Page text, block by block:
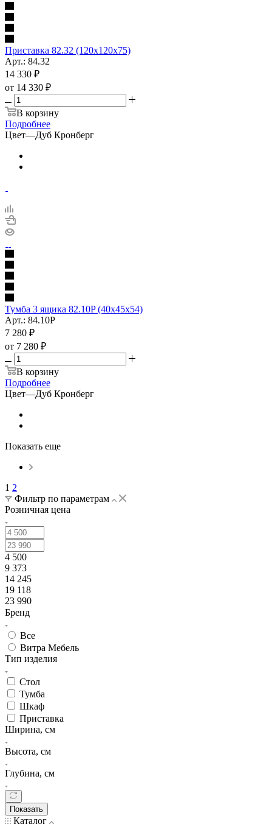
Приставка 82.32 (120х120х75)
Арт.: 84.32
14 330 ₽
от 14 330 ₽
В корзину
Подробнее
Цвет—Дуб Кронберг
Тумба 3 ящика 82.10P (40х45х54)
Арт.: 84.10P
7 280 ₽
от 7 280 ₽
В корзину
Подробнее
Цвет—Дуб Кронберг
Показать еще
1 2
Фильтр по параметрам
Розничная цена
4 500
9 373
14 245
19 118
23 990
Бренд
Все
Витра Мебель
Тип изделия
Стол
Тумба
Шкаф
Приставка
Ширина, см
Высота, см
Глубина, см
Показать
Каталог